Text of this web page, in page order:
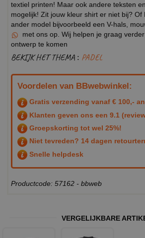
textiel printen! Maar ook andere teksten
mogelijk! Zit jouw kleur shirt er niet bij? Of
ander model bijvoorbeeld een V-hals,
met ons op. Wij helpen je graag
ontwerp te komen
BEKIJK HET THEMA : PADEL
Voordelen van BBwebwinkel:
Gratis verzending vanaf € 100,-
Klanten geven ons een 9.1
Groepskorting tot wel 25%!
Niet tevreden? 14 dagen
Snelle helpdesk
Productcode: 57162 - bbweb
VERGELIJKBARE